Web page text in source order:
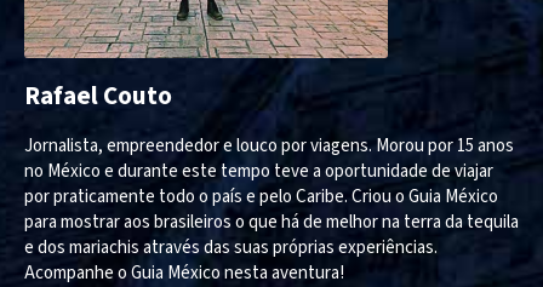
Rafael Couto
Jornalista, empreendedor e louco por viagens. Morou por 15 anos
no México e durante este tempo teve a oportunidade de viajar
por praticamente todo o país e pelo Caribe. Criou o Guia México
para mostrar aos brasileiros o que há de melhor na terra da tequila
e dos mariachis através das suas próprias experiências.
Acompanhe o Guia México nesta aventura!